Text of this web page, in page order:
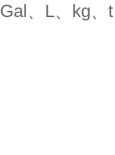
Gal、 L、 kg、 t